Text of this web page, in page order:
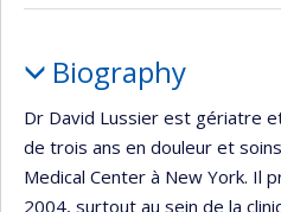
Biography
Dr David Lussier est gériatre
de trois ans en douleur et
Medical Center à New York. Il
2004, surtout au sein de la